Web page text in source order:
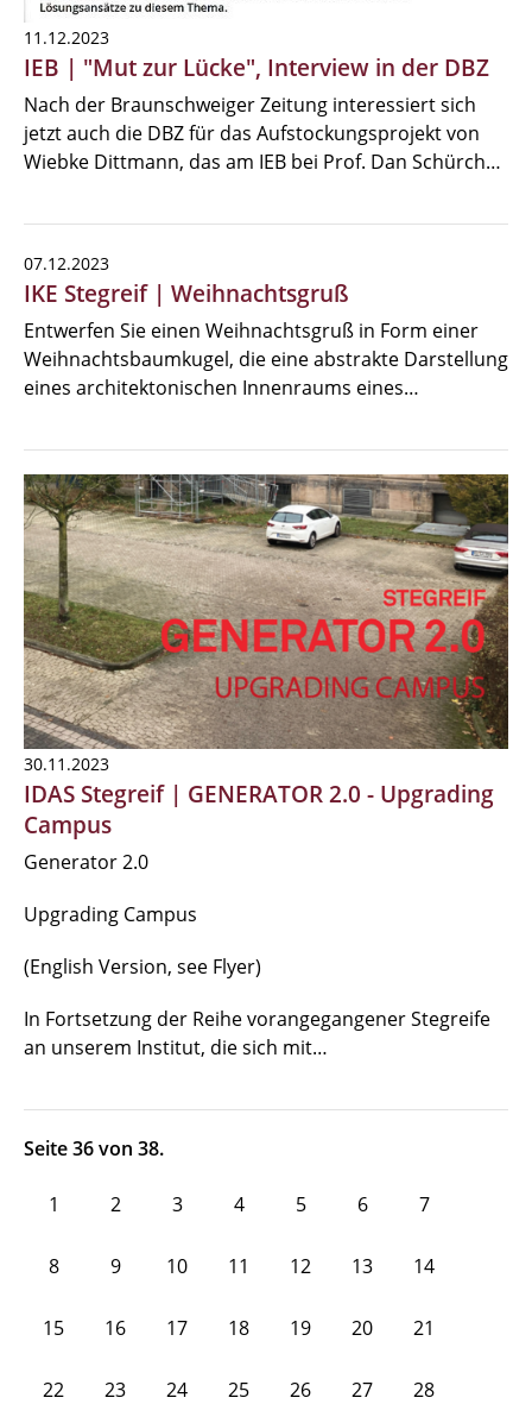
11.12.2023
IEB | "Mut zur Lücke", Interview in der DBZ
Nach der Braunschweiger Zeitung interessiert sich
jetzt auch die DBZ für das Aufstockungsprojekt von
Wiebke Dittmann, das am IEB bei Prof. Dan Schürch…
07.12.2023
IKE Stegreif | Weihnachtsgruß
Entwerfen Sie einen Weihnachtsgruß in Form einer
Weihnachtsbaumkugel, die eine abstrakte Darstellung
eines architektonischen Innenraums eines…
30.11.2023
IDAS Stegreif | GENERATOR 2.0 - Upgrading
Campus
Generator 2.0
Upgrading Campus
(English Version, see Flyer)
In Fortsetzung der Reihe vorangegangener Stegreife
an unserem Institut, die sich mit…
Seite 36 von 38.
1 2 3 4 5 6 7
8 9 10 11 12 13 14
15 16 17 18 19 20 21
22 23 24 25 26 27 28